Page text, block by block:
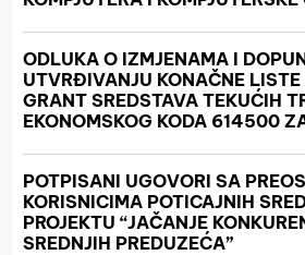
ODLUKA O IZMJENAMA I
UTVRĐIVANJU KONAČNE LISTE
GRANT SREDSTAVA TEKUĆIH
EKONOMSKOG KODA 614500
POTPISANI UGOVORI SA
KORISNICIMA POTICAJNIH
PROJEKTU “JAČANJE
SREDNJIH PREDUZEĆA”